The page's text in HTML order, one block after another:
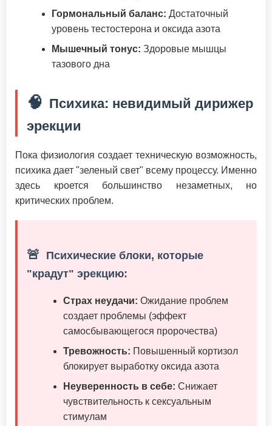
Гормональный баланс: Достаточный
уровень тестостерона и оксида азота
Мышечный тонус: Здоровые мышцы
тазового дна
🧠 Психика: невидимый дирижер
эрекции
Пока физиология создает техническую возможность,
психика дает "зеленый свет" всему процессу. Именно
здесь кроется большинство незаметных, но
критических проблем.
🚨
Психические блоки, которые
"крадут" эрекцию:
Страх неудачи: Ожидание проблем
создает проблемы (эффект
самосбывающегося пророчества)
Тревожность: Повышенный кортизол
блокирует выработку оксида азота
Неуверенность в себе: Снижает
чувствительность к сексуальным
стимулам